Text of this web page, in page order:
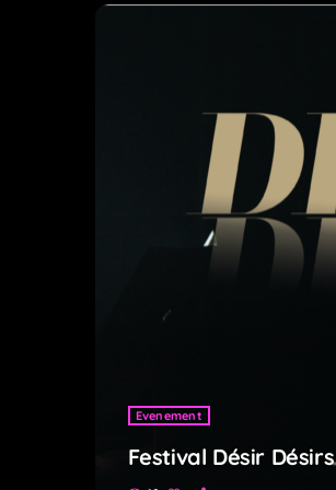
Evenement
Festival Désir Désirs